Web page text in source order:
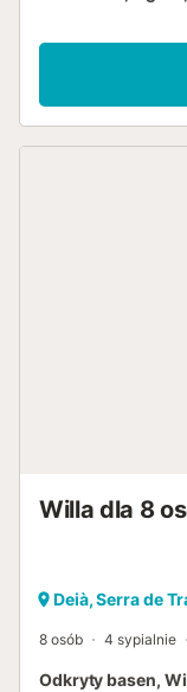
Willa dla 8
Deià, Serra de
8 osób 4 sypialnie
Odkryty basen,